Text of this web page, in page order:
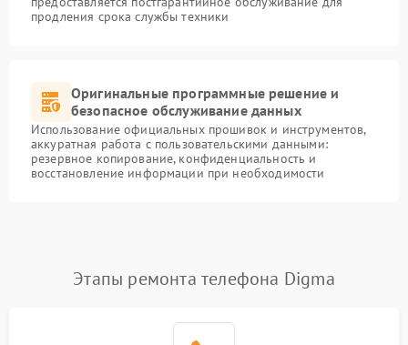
продления срока службы техники
Оригинальные программные решение и
безопасное обслуживание данных
Использование официальных прошивок и инструментов,
аккуратная работа с пользовательскими данными:
резервное копирование, конфиденциальность и
восстановление информации при необходимости
Этапы ремонта телефона Digma